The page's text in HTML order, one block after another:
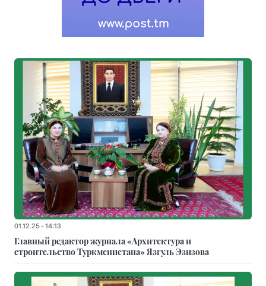
01.12.25 - 14:13
Главный редактор журнала «Архитектура и
строительство Туркменистана» Язгуль Эзизова